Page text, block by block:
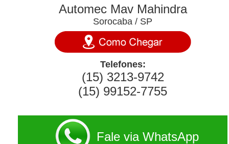
Automec Mav Mahindra
Sorocaba / SP
Telefones:
(15) 3213-9742
(15) 99152-7755
Fale via WhatsApp